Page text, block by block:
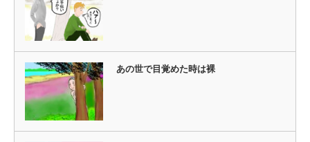
あの世で目覚めた時は裸